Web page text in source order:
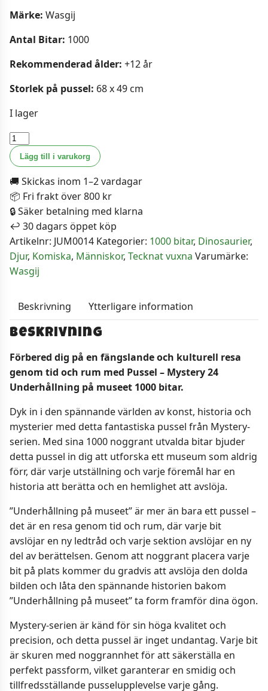
Märke: Wasgij
Antal Bitar: 1000
Rekommenderad ålder: +12 år
Storlek på pussel: 68 x 49 cm
I lager
Pussel
-
Mystery
24
Underhållning
på
museet
1000
bitar
mängd
Lägg till i varukorg
🚚 Skickas inom 1–2 vardagar
📦 Fri frakt över 800 kr
🔒 Säker betalning med klarna
↩️ 30 dagars öppet köp
Artikelnr: JUM0014 Kategorier: 1000 bitar, Dinosaurier,
Djur, Komiska, Människor, Tecknat vuxna Varumärke:
Wasgij
Beskrivning Ytterligare information
Beskrivning
Förbered dig på en fängslande och kulturell resa
genom tid och rum med Pussel – Mystery 24
Underhållning på museet 1000 bitar.
Dyk in i den spännande världen av konst, historia och
mysterier med detta fantastiska pussel från Mystery-
serien. Med sina 1000 noggrant utvalda bitar bjuder
detta pussel in dig att utforska ett museum som aldrig
förr, där varje utställning och varje föremål har en
historia att berätta och en hemlighet att avslöja.
”Underhållning på museet” är mer än bara ett pussel –
det är en resa genom tid och rum, där varje bit
avslöjar en ny ledtråd och varje sektion avslöjar en ny
del av berättelsen. Genom att noggrant placera varje
bit på plats kommer du gradvis att avslöja den dolda
bilden och låta den spännande historien bakom
”Underhållning på museet” ta form framför dina ögon.
Mystery-serien är känd för sin höga kvalitet och
precision, och detta pussel är inget undantag. Varje bit
är skuren med noggrannhet för att säkerställa en
perfekt passform, vilket garanterar en smidig och
tillfredsställande pusselupplevelse varje gång.